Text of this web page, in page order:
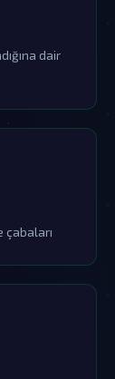
dair
çabaları